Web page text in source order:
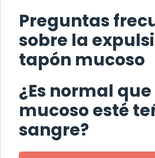
Preguntas
sobre la
tapón mucoso
¿Es normal
mucoso esté
sangre?